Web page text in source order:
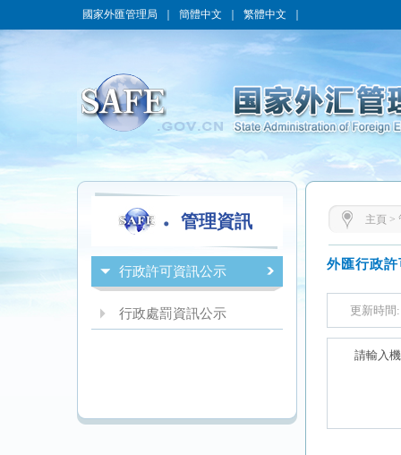
國家外匯管理局 簡體中文 繁體中文
管理資訊
行政許可資訊公示
行政處罰資訊公示
主頁 >